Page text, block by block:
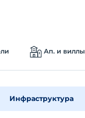
Ап. и виллы
Инфраструктура